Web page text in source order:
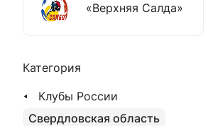
«Верхняя Салда»
Категория
Клубы России
Свердловская область